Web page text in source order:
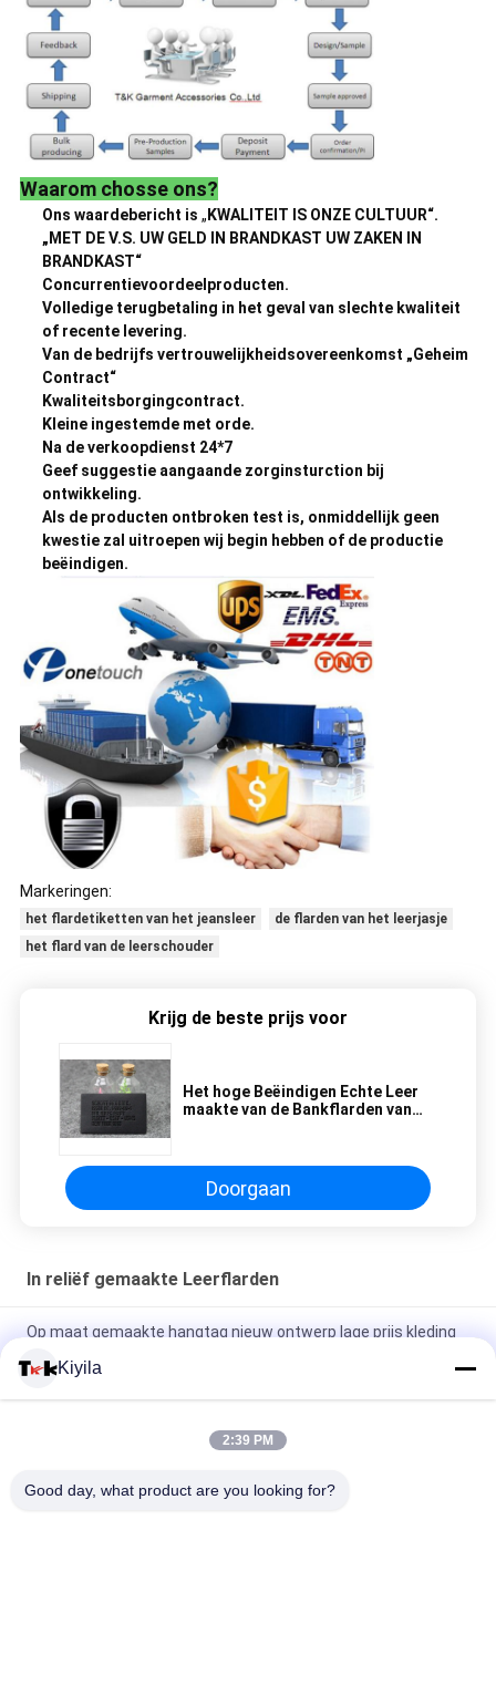
Waarom chosse ons?
Ons waardebericht is „ KWALITEIT IS ONZE CULTUUR“.
„MET DE V.S. UW GELD IN BRANDKAST UW ZAKEN IN
BRANDKAST“
Concurrentievoordeelproducten.
Volledige terugbetaling in het geval van slechte kwaliteit
of recente levering.
Van de bedrijfs vertrouwelijkheidsovereenkomst „Geheim
Contract“
Kwaliteitsborgingcontract.
Kleine ingestemde met orde.
Na de verkoopdienst 24*7
Geef suggestie aangaande zorginsturction bij
ontwikkeling.
Als de producten ontbroken test is, onmiddellijk geen
kwestie zal uitroepen wij begin hebben of de productie
beëindigen.
Markeringen:
het flardetiketten van het jeansleer
de flarden van het leerjasje
het flard van de leerschouder
Krijg de beste prijs voor
Het hoge Beëindigen Echte Leer
maakte van de Bankflarden van
Doorgaan
In reliëf gemaakte Leerflarden
Op maat gemaakte hangtag nieuw ontwerp lage prijs kleding
Fabrikant Op maat gemaakte hoge klassieke pleisters
Borduurwerk Op maat gemaakte kledinglabels voor kleding
Kledinglabel voor Kledinggebruik
Kiyila
2:39 PM
Good day, what product are you looking for?